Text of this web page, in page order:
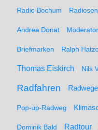
Radio Bochum
Andrea Donat
Briefmarken Ralph
Thomas Eiskirch Nils
Radfahren Radwege
Pop-up-Radweg
Dominik Bald Radtour